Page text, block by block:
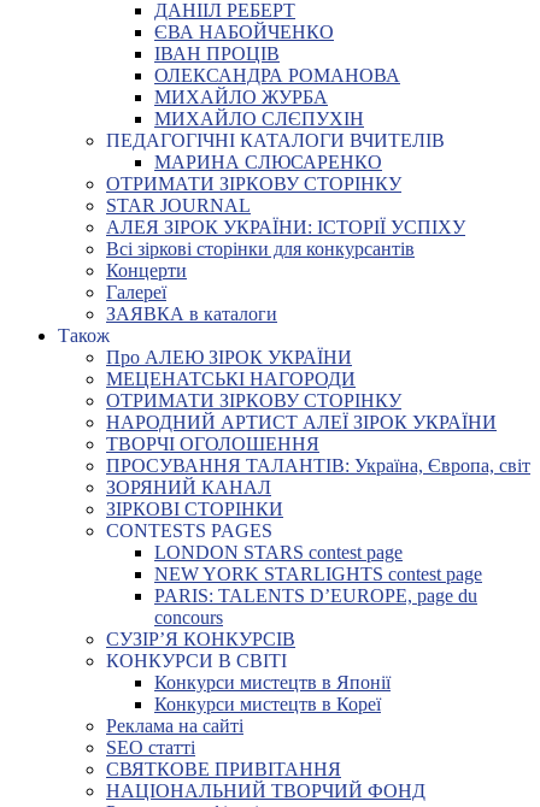
ДАНІІЛ РЕБЕРТ
ЄВА НАБОЙЧЕНКО
ІВАН ПРОЦІВ
ОЛЕКСАНДРА РОМАНОВА
МИХАЙЛО ЖУРБА
МИХАЙЛО СЛЄПУХІН
ПЕДАГОГІЧНІ КАТАЛОГИ ВЧИТЕЛІВ
МАРИНА СЛЮСАРЕНКО
ОТРИМАТИ ЗІРКОВУ СТОРІНКУ
STAR JOURNAL
АЛЕЯ ЗІРОК УКРАЇНИ: ІСТОРІЇ УСПІХУ
Всі зіркові сторінки для конкурсантів
Концерти
Галереї
ЗАЯВКА в каталоги
Також
Про АЛЕЮ ЗІРОК УКРАЇНИ
МЕЦЕНАТСЬКІ НАГОРОДИ
ОТРИМАТИ ЗІРКОВУ СТОРІНКУ
НАРОДНИЙ АРТИСТ АЛЕЇ ЗІРОК УКРАЇНИ
ТВОРЧІ ОГОЛОШЕННЯ
ПРОСУВАННЯ ТАЛАНТІВ: Україна, Європа, світ
ЗОРЯНИЙ КАНАЛ
ЗІРКОВІ СТОРІНКИ
CONTESTS PAGES
LONDON STARS contest page
NEW YORK STARLIGHTS contest page
PARIS: TALENTS D’EUROPE, page du
concours
СУЗІР’Я КОНКУРСІВ
КОНКУРСИ В СВІТІ
Конкурси мистецтв в Японії
Конкурси мистецтв в Кореї
Реклама на сайті
SEO статті
СВЯТКОВЕ ПРИВІТАННЯ
НАЦІОНАЛЬНИЙ ТВОРЧИЙ ФОНД